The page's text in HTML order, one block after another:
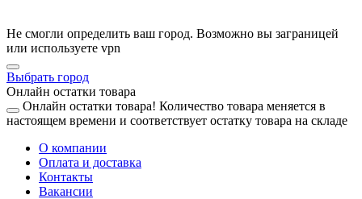
Не смогли определить ваш город. Возможно вы заграницей
или используете vpn
Выбрать город
Онлайн остатки товара
Онлайн остатки товара! Количество товара меняется в
настоящем времени и соответствует остатку товара на складе
О компании
Оплата и доставка
Контакты
Вакансии